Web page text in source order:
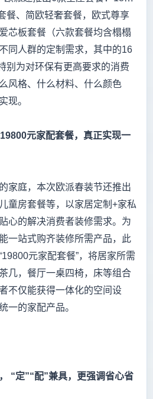
餐、简欧轻奢套餐，欧式尊享
芯板套餐（六款套餐均含榻榻
同人群的定制需求，其中的16
别为对环保有更高要求的消费
风格、什么材料、什么颜色
现。
元家配套餐，真正实现一
家庭，本次欧派春装节还推出
童房套餐等，以家居定制+家私
心的解决消费者装修需求。为
一站式购齐装修所需产品，此
元家配套餐”，将居家所需
，餐厅一桌四椅，床等组合
不仅能获得一体化的空间设
一的家配产品。
“定”“配”兼具，更强调省心省